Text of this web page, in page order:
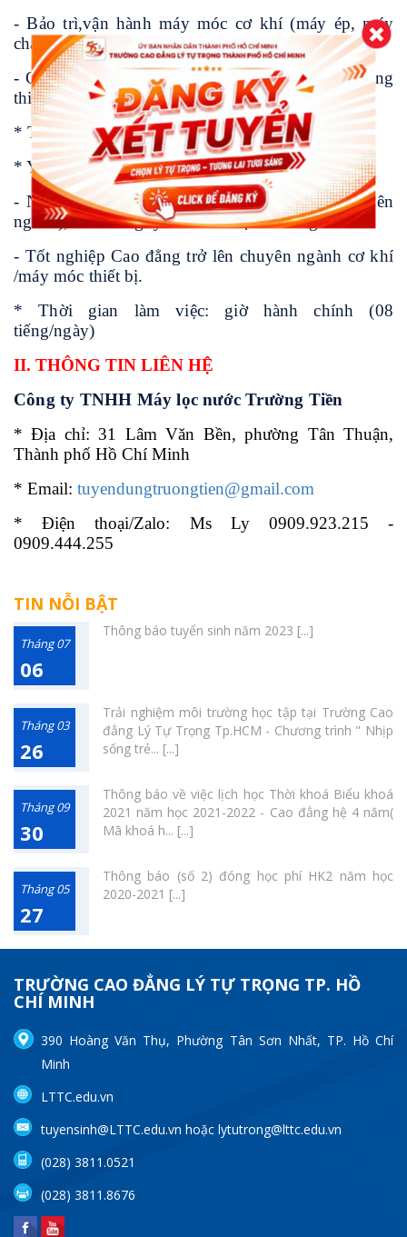
- Bảo trì,vận hành máy móc cơ khí (máy ép, máy
chấn, máy cắt kim loại..)
- Các công việc chính: chuyên về sản xuất gia công
thiết bị, máy lọc nước vỏ inox.
* Thu nhập: >10.000.000 đồng/tháng
* Yêu cầu:
- Nhận sinh viên chưa kinh nghiệm ( đúng chuyên
ngành), bên Công ty sẽ có đào tạo lành nghề.
- Tốt nghiệp Cao đẳng trở lên chuyên ngành cơ khí
/máy móc thiết bị.
* Thời gian làm việc: giờ hành chính (08
tiếng/ngày)
II. THÔNG TIN LIÊN HỆ
Công ty TNHH Máy lọc nước Trường Tiền
* Địa chỉ: 31 Lâm Văn Bền, phường Tân Thuận,
Thành phố Hồ Chí Minh
* Email: tuyendungtruongtien@gmail.com
* Điện thoại/Zalo: Ms Ly 0909.923.215 -
0909.444.255
TIN NỖI BẬT
Tháng 07
06
Thông báo tuyển sinh năm 2023 [...]
Tháng 03
26
Trải nghiệm môi trường học tập tại Trường Cao
đẳng Lý Tự Trọng Tp.HCM - Chương trình " Nhịp
sống trẻ... [...]
Tháng 09
30
Thông báo về việc lịch học Thời khoá Biểu khoá
2021 năm học 2021-2022 - Cao đẳng hệ 4 năm(
Mã khoá h... [...]
Tháng 05
27
Thông báo (số 2) đóng học phí HK2 năm học
2020-2021 [...]
TRƯỜNG CAO ĐẲNG LÝ TỰ TRỌNG TP. HỒ
CHÍ MINH
390 Hoàng Văn Thụ, Phường Tân Sơn Nhất, TP. Hồ Chí
Minh
LTTC.edu.vn
tuyensinh@LTTC.edu.vn hoặc lytutrong@lttc.edu.vn
(028) 3811.0521
(028) 3811.8676